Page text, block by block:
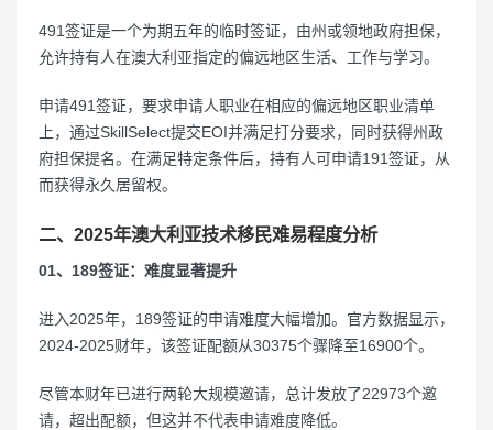
491签证是一个为期五年的临时签证，由州或领地政府担保，
允许持有人在澳大利亚指定的偏远地区生活、工作与学习。
申请491签证，要求申请人职业在相应的偏远地区职业清单
上，通过SkillSelect提交EOI并满足打分要求，同时获得州政
府担保提名。在满足特定条件后，持有人可申请191签证，从
而获得永久居留权。
二、2025年澳大利亚技术移民难易程度分析
01、189签证：难度显著提升
进入2025年，189签证的申请难度大幅增加。官方数据显示，
2024-2025财年，该签证配额从30375个骤降至16900个。
尽管本财年已进行两轮大规模邀请，总计发放了22973个邀
请，超出配额，但这并不代表申请难度降低。